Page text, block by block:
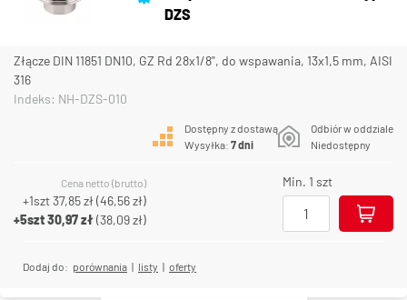
DZS
Złącze DIN 11851 DN10, GZ Rd 28x1/8", do wspawania, 13x1,5 mm, AISI
316
Indeks: NH-DZS-010
Dostępny z dostawą
Wysyłka: 7 dni
Odbiór w oddziale
Niedostępny
Cena netto (brutto)
+1szt37,85 zł(46,56 zł)
+5szt30,97 zł(38,09 zł)
Min. 1 szt
Dodaj do: porównania | listy | oferty